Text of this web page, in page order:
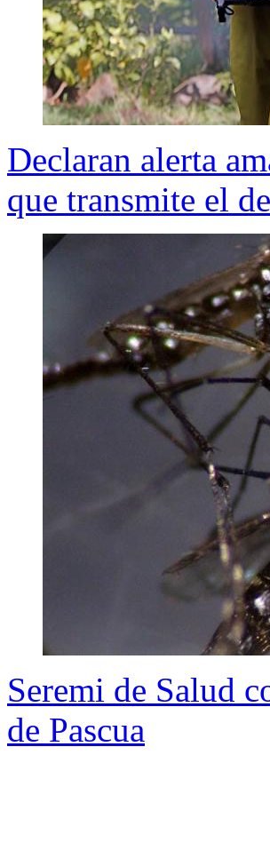
Declaran alerta
que transmite el
Seremi de Salud
de Pascua